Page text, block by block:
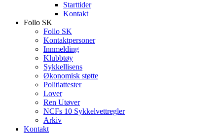
Starttider
Kontakt
Follo SK
Follo SK
Kontaktpersoner
Innmelding
Klubbtøy
Sykkellisens
Økonomisk støtte
Politiattester
Lover
Ren Utøver
NCFs 10 Sykkelvettregler
Arkiv
Kontakt